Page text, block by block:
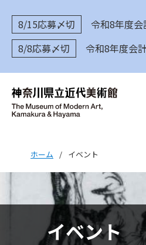
8/15応募〆切 令和8年度会
8/8応募〆切
令和8年度会
ホーム / イベント
イベント